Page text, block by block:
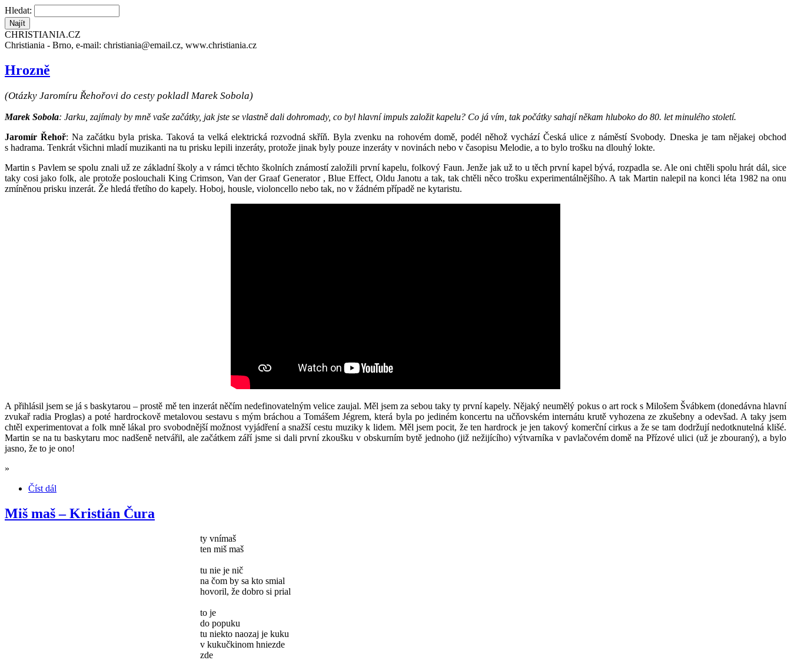
Hledat:
CHRISTIANIA.CZ
Christiania - Brno, e-mail: christiania@email.cz, www.christiania.cz
Hrozně
(Otázky Jaromíru Řehořovi do cesty pokladl Marek Sobola)
Marek Sobola: Jarku, zajímaly by mně vaše začátky, jak jste se vlastně dali dohromady, co byl hlavní impuls založit kapelu? Co já vím, tak počátky sahají někam hluboko do 80. let minulého století.
Jaromír Řehoř: Na začátku byla priska. Taková ta velká elektrická rozvodná skříň. Byla zvenku na rohovém domě, podél něhož vychází Česká ulice z náměstí Svobody. Dneska je tam nějakej obchod
s hadrama. Tenkrát všichni mladí muzikanti na tu prisku lepili inzeráty, protože jinak byly pouze inzeráty v novinách nebo v časopisu Melodie, a to bylo trošku na dlouhý lokte.
Martin s Pavlem se spolu znali už ze základní školy a v rámci těchto školních známostí založili první kapelu, folkový Faun. Jenže jak už to u těch první kapel bývá, rozpadla se. Ale oni chtěli spolu hrát dál, sice
taky cosi jako folk, ale protože poslouchali King Crimson, Van der Graaf Generator , Blue Effect, Oldu Janotu a tak, tak chtěli něco trošku experimentálnějšího. A tak Martin nalepil na konci léta 1982 na onu
zmíněnou prisku inzerát. Že hledá třetího do kapely. Hoboj, housle, violoncello nebo tak, no v žádném případě ne kytaristu.
A přihlásil jsem se já s baskytarou – prostě mě ten inzerát něčím nedefinovatelným velice zaujal. Měl jsem za sebou taky ty první kapely. Nějaký neumělý pokus o art rock s Milošem Švábkem (donedávna hlavní
zvukař radia Proglas) a poté hardrockově metalovou sestavu s mým bráchou a Tomášem Jégrem, která byla po jediném koncertu na učňovském internátu krutě vyhozena ze zkušebny a odevšad. A taky jsem
chtěl experimentovat a folk mně lákal pro svobodnější možnost vyjádření a snažší cestu muziky k lidem. Měl jsem pocit, že ten hardrock je jen takový komerční cirkus a že se tam dodržují nedotknutelná klišé.
Martin se na tu baskytaru moc nadšeně netvářil, ale začátkem září jsme si dali první zkoušku v obskurním bytě jednoho (již nežijícího) výtvarníka v pavlačovém domě na Přízové ulici (už je zbouraný), a bylo
jasno, že to je ono!
»
Číst dál
Miš maš – Kristián Čura
ty vnímaš
ten miš maš
tu nie je nič
na čom by sa kto smial
hovoril, že dobro si prial
to je
do popuku
tu niekto naozaj je kuku
v kukučkinom hniezde
zde